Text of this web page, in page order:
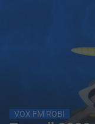
VOX FM ROBI